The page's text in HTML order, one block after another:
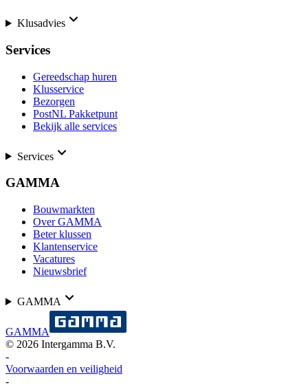
Klusadvies
Services
Gereedschap huren
Klusservice
Bezorgen
PostNL Pakketpunt
Bekijk alle services
Services
GAMMA
Bouwmarkten
Over GAMMA
Beter klussen
Klantenservice
Vacatures
Nieuwsbrief
GAMMA
GAMMA
© 2026 Intergamma B.V.
-
Voorwaarden en veiligheid
-